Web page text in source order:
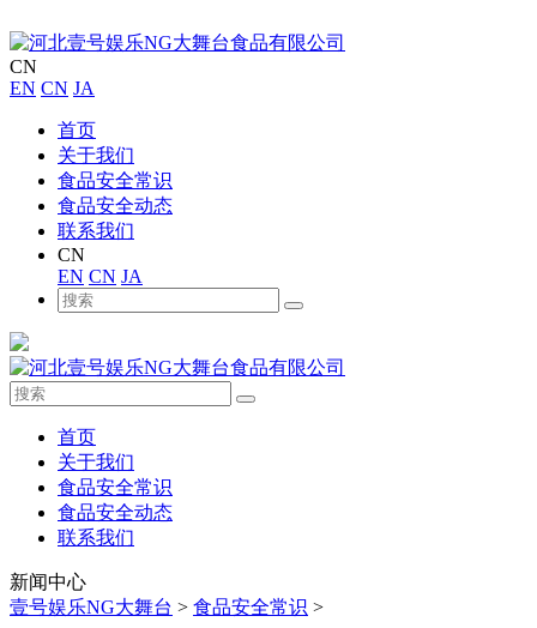
CN
EN CN JA
首页
关于我们
食品安全常识
食品安全动态
联系我们
CN
EN CN JA
首页
关于我们
食品安全常识
食品安全动态
联系我们
新闻中心
壹号娱乐NG大舞台 > 食品安全常识 >